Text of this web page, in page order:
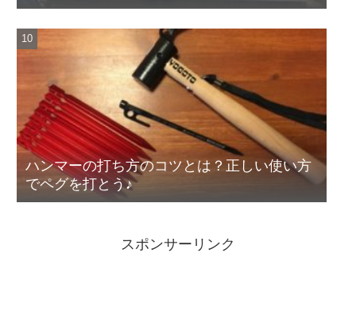
ハンマーの打ち方のコツとは？正しい使い方
でペグを打とう♪
スポンサーリンク